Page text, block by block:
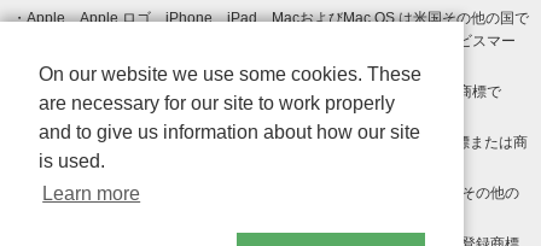
Apple、Apple ロゴ、iPhone、iPad、MacおよびMac OS は米国その他の国で
登録された Apple Inc. の商標です。App Store は Apple Inc. のサービスマー
クです。
Android、Google Play および Google Play ロゴ は Google LLC の商標で
す。
Windows は Microsoft Inc.の米国およびその他の国における登録商標または商
標です。
Adobe、Adobe Reader、Adobe PDF は、Adobe Inc.の米国およびその他の
On our website we use some cookies. These
are necessary for our site to work properly
and to give us information about how our site
is used.
Learn more